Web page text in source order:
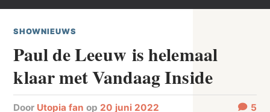
SHOWNIEUWS
Paul de Leeuw is helemaal
klaar met Vandaag Inside
door Utopia fan op 20 juni 2022 5